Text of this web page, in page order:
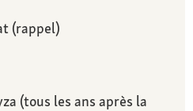
(rappel)
(tous les ans après la